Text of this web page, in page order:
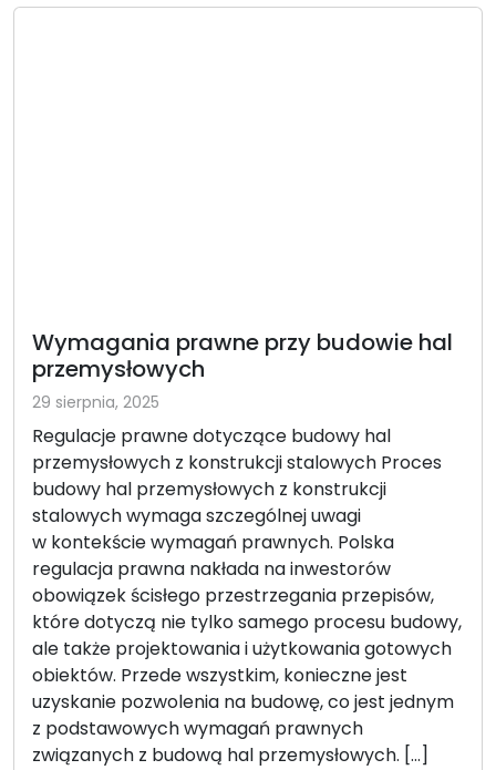
Wymagania prawne przy budowie hal
przemysłowych
29 sierpnia, 2025
Regulacje prawne dotyczące budowy hal
przemysłowych z konstrukcji stalowych Proces
budowy hal przemysłowych z konstrukcji
stalowych wymaga szczególnej uwagi
w kontekście wymagań prawnych. Polska
regulacja prawna nakłada na inwestorów
obowiązek ścisłego przestrzegania przepisów,
które dotyczą nie tylko samego procesu budowy,
ale także projektowania i użytkowania gotowych
obiektów. Przede wszystkim, konieczne jest
uzyskanie pozwolenia na budowę, co jest jednym
z podstawowych wymagań prawnych
związanych z budową hal przemysłowych. […]